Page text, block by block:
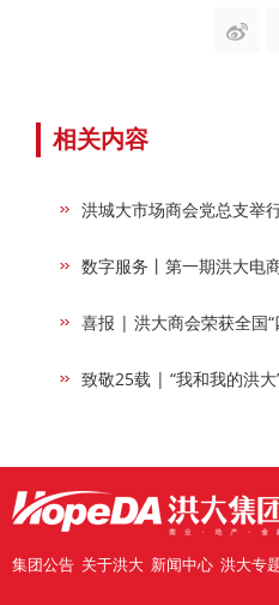
相关内容
洪城大市场商会党总支举
数字服务丨第一期洪大电
喜报 | 洪大商会荣获全国“
致敬25载 | “我和我的洪
集团公告 关于洪大 新闻中心 洪大专